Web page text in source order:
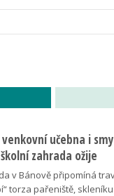
učebna i
zahrada ožije
v Bánově připomíná
torza pařeniště,